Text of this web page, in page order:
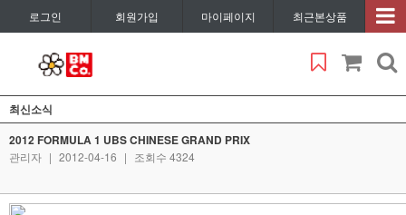
로그인 회원가입 마이페이지 최근본상품
최신소식
2012 FORMULA 1 UBS CHINESE GRAND PRIX
관리자 | 2012-04-16 | 조회수 4324